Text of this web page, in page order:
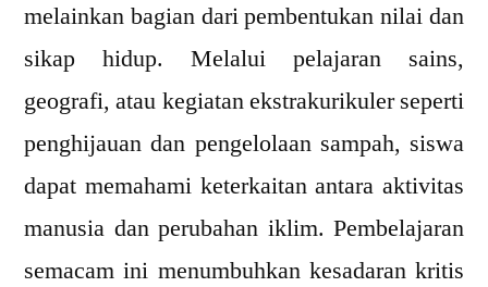
melainkan bagian dari pembentukan nilai dan
sikap hidup. Melalui pelajaran sains,
geografi, atau kegiatan ekstrakurikuler seperti
penghijauan dan pengelolaan sampah, siswa
dapat memahami keterkaitan antara aktivitas
manusia dan perubahan iklim. Pembelajaran
semacam ini menumbuhkan kesadaran kritis